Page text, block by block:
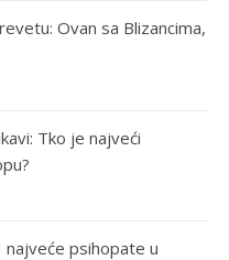
Ovan sa Blizancima,
Tko je najveći
najveće psihopate u